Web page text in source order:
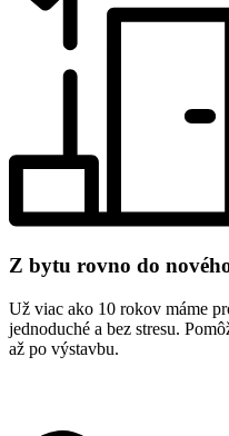
Z bytu rovno do
Už viac ako 10 rokov máme
jednoduché a bez stresu.
až po výstavbu.